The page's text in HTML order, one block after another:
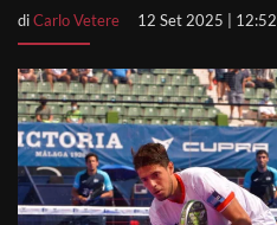
diCarlo Vetere 12 Set 2025 | 12:52